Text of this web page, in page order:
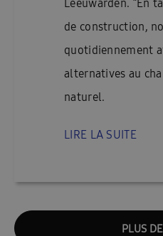
Leeuwarden. “En
de construction,
quotidiennement
alternatives au
naturel.
LIRE LA SUITE
PLUS